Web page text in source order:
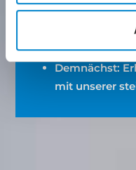
Workshops
Teilnahme an
Attraktive
Demnächst:
mit unserer